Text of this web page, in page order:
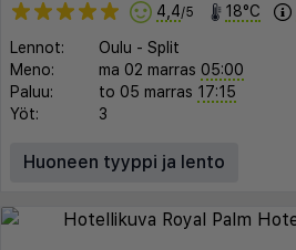
4,4/5 18°C
Lennot: Oulu - Split
Meno:
ma 02 marras 05:00
Paluu:
to 05 marras 17:15
Yöt:
3
Huoneen tyyppi ja lento